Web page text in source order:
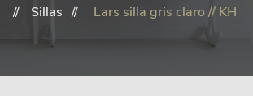
Sillas Lars silla gris claro // KH